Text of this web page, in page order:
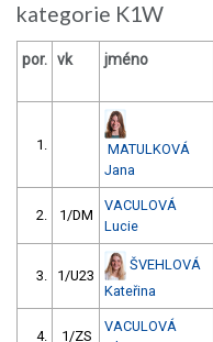
kategorie K1W
por. vk jméno
1.
MATULKOVÁ
Jana
2. 1/DM
VACULOVÁ
Lucie
3. 1/U23
ŠVEHLOVÁ
Kateřina
4. 1/ZS
VACULOVÁ